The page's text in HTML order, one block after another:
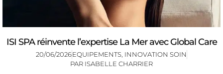
ISI SPA réinvente l’expertise La Mer avec Global Care
20/06/2026EQUIPEMENTS, INNOVATION SOIN
PAR ISABELLE CHARRIER